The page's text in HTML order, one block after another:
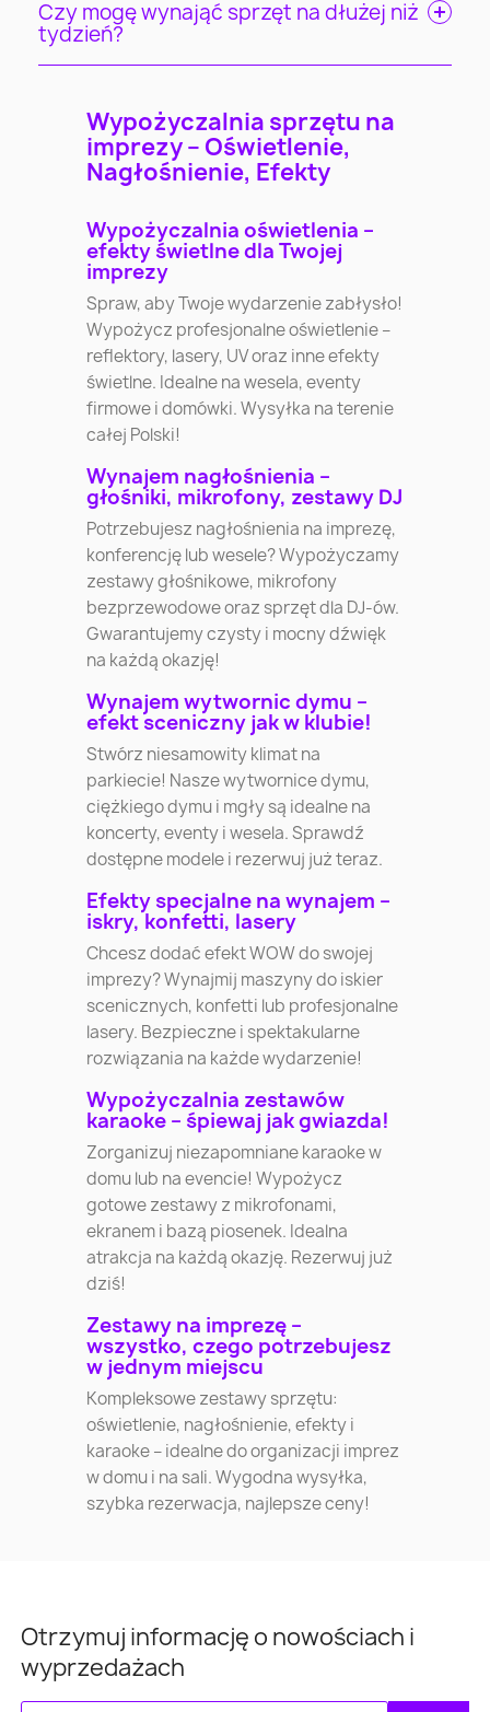
Czy mogę wynająć sprzęt na dłużej niż
tydzień?
Wypożyczalnia sprzętu na
imprezy – Oświetlenie,
Nagłośnienie, Efekty
Wypożyczalnia oświetlenia –
efekty świetlne dla Twojej
imprezy
Spraw, aby Twoje wydarzenie zabłysło!
Wypożycz profesjonalne oświetlenie –
reflektory, lasery, UV oraz inne efekty
świetlne. Idealne na wesela, eventy
firmowe i domówki. Wysyłka na terenie
całej Polski!
Wynajem nagłośnienia –
głośniki, mikrofony, zestawy DJ
Potrzebujesz nagłośnienia na imprezę,
konferencję lub wesele? Wypożyczamy
zestawy głośnikowe, mikrofony
bezprzewodowe oraz sprzęt dla DJ-ów.
Gwarantujemy czysty i mocny dźwięk
na każdą okazję!
Wynajem wytwornic dymu –
efekt sceniczny jak w klubie!
Stwórz niesamowity klimat na
parkiecie! Nasze wytwornice dymu,
ciężkiego dymu i mgły są idealne na
koncerty, eventy i wesela. Sprawdź
dostępne modele i rezerwuj już teraz.
Efekty specjalne na wynajem –
iskry, konfetti, lasery
Chcesz dodać efekt WOW do swojej
imprezy? Wynajmij maszyny do iskier
scenicznych, konfetti lub profesjonalne
lasery. Bezpieczne i spektakularne
rozwiązania na każde wydarzenie!
Wypożyczalnia zestawów
karaoke – śpiewaj jak gwiazda!
Zorganizuj niezapomniane karaoke w
domu lub na evencie! Wypożycz
gotowe zestawy z mikrofonami,
ekranem i bazą piosenek. Idealna
atrakcja na każdą okazję. Rezerwuj już
dziś!
Zestawy na imprezę –
wszystko, czego potrzebujesz
w jednym miejscu
Kompleksowe zestawy sprzętu:
oświetlenie, nagłośnienie, efekty i
karaoke – idealne do organizacji imprez
w domu i na sali. Wygodna wysyłka,
szybka rezerwacja, najlepsze ceny!
Otrzymuj informację o nowościach i
wyprzedażach